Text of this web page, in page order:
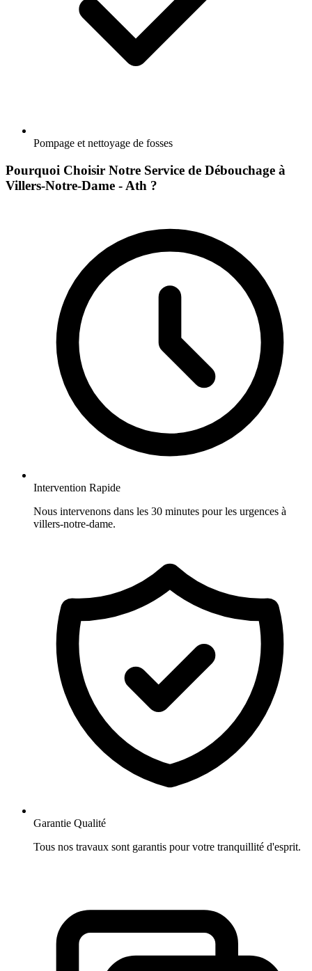
Pompage et nettoyage de fosses
Pourquoi Choisir Notre Service de Débouchage à
Villers-Notre-Dame - Ath ?
Intervention Rapide
Nous intervenons dans les 30 minutes pour les urgences à
villers-notre-dame.
Garantie Qualité
Tous nos travaux sont garantis pour votre tranquillité d'esprit.